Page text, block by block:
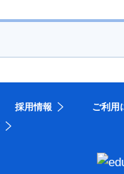
採用情報 ご利用